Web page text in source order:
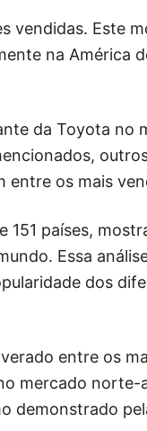
vendidas. Este
na América
da Toyota no
entre os mais
países,
Essa
dos
entre os
mercado norte-
demonstrado